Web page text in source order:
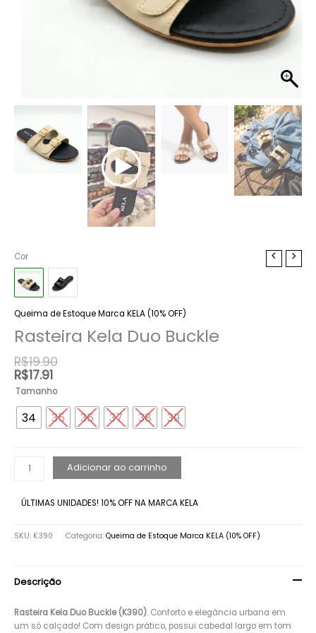
Cor
Queima de Estoque Marca KELA (10% OFF)
Rasteira Kela Duo Buckle
R$19.90
R$17.91
Tamanho
34 35 36 37 38 39
Rasteira
Kela
Duo
Buckle
quantidade
Adicionar ao carrinho
ÚLTIMAS UNIDADES! 10% OFF NA MARCA KELA
SKU: K390 Categoria: Queima de Estoque Marca KELA (10% OFF)
Descrição
Rasteira Kela Duo Buckle (K390). Conforto e elegância urbana em
um só calçado! Com design prático, possui cabedal largo em tom